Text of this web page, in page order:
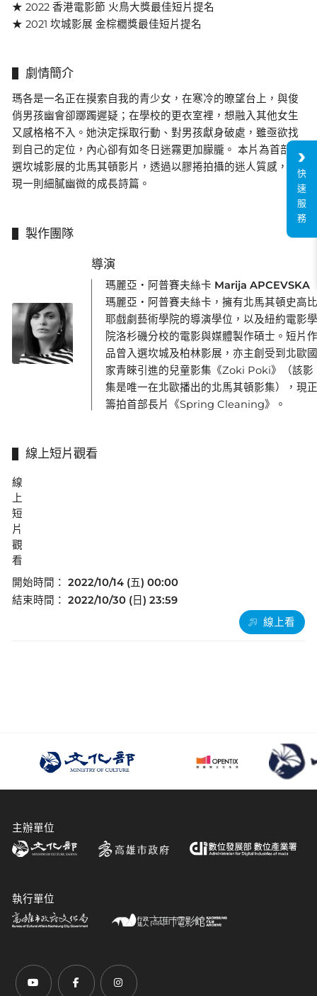
★ 2022 香港電影節 火鳥大獎最佳短片提名
★ 2021 坎城影展 金棕櫚獎最佳短片提名
劇情簡介
瑪各是一名正在摸索自我的青少女，在寒冷的暸望台上，與俊
俏男孩幽會卻躑躅遲疑；在學校的更衣室裡，想融入其他女生
又感格格不入。她決定採取行動、對男孩獻身破處，雖亟欲找
到自己的定位，內心卻有如冬日迷霧更加朦朧。 本片為首部入
選坎城影展的北馬其頓影片，透過以膠捲拍攝的迷人質感，呈
現一則細膩幽微的成長詩篇。
製作團隊
導演
瑪麗亞・阿普賽夫絲卡 Marija APCEVSKA
瑪麗亞・阿普賽夫絲卡，擁有北馬其頓史高
耶戲劇藝術學院的導演學位，以及紐約電影
院洛杉磯分校的電影與媒體製作碩士。短片
品曾入選坎城及柏林影展，亦主創受到北歐
家青睞引進的兒童影集《Zoki Poki》（該影
集是唯一在北歐播出的北馬其頓影集），現
籌拍首部長片《Spring Cleaning》。
線上短片觀看
線
上
短
片
觀
看
開始時間：2022/10/14 (五) 00:00
結束時間：2022/10/30 (日) 23:59
線上看
主辦單位
執行單位
前往Youtube頻道(另開新視窗)
前往Facebook粉絲團(另開新視窗)
前往Instagram粉絲團(另開新視窗)
快
速
服
務